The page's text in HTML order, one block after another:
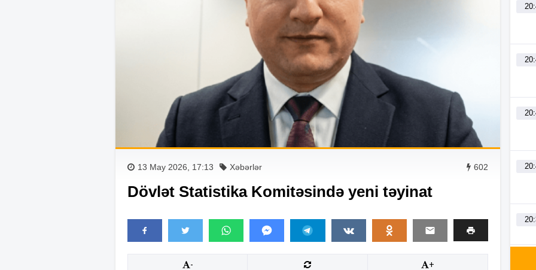
13 May 2026, 17:13 Xəbərlər 602
Dövlət Statistika Komitəsində yeni təyinat
- +